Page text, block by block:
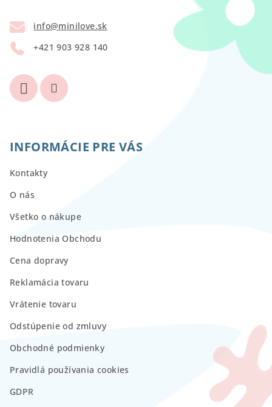
info@minilove.sk
+421 903 928 140
INFORMÁCIE PRE VÁS
Kontakty
O nás
Všetko o nákupe
Hodnotenia Obchodu
Cena dopravy
Reklamácia tovaru
Vrátenie tovaru
Odstúpenie od zmluvy
Obchodné podmienky
Pravidlá používania cookies
GDPR